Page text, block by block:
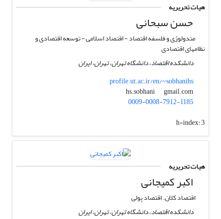
هیات تحریریه
حسن سبحانی
متدولوژی و فلسفه اقتصاد - اقتصاد اسلامی - توسعه اقتصادی و
نظامهای اقتصادی
دانشکده اقتصاد، دانشگاه تهران، تهران، ایران
profile.ut.ac.ir/en/~sobhanihs
hs.sobhani
gmail.com
0009-0008-7912-1185
h-index:3
هیات تحریریه
اکبر کمیجانی
اقتصاد کلان. اقتصاد پولی
دانشکده اقتصاد، دانشگاه تهران، تهران، ایران